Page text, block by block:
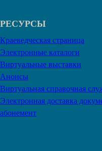
РЕСУРСЫ
Краеведческая страница
Электронные каталоги
Виртуальные выставки
Анонсы
Виртуальная справочная
Электронная доставка
абонемент